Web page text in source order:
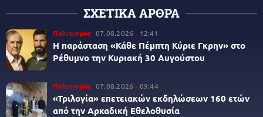
ΣΧΕΤΙΚΑ ΑΡΘΡΑ
Πολιτισμός 07.08.2026 12:41
Η παράσταση «Κάθε Πέμπτη Κύριε Γκρην» στο
Ρέθυμνο την Κυριακή 30 Αυγούστου
Πολιτισμός 07.08.2026 09:44
«Τριλογία» επετειακών εκδηλώσεων 160 ετών
από την Αρκαδική Εθελοθυσία